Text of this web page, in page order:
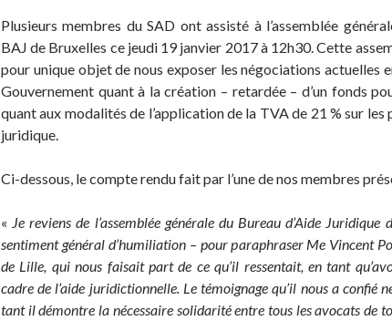
Plusieurs membres du SAD ont assisté à l’assemblée
BAJ de Bruxelles ce jeudi 19 janvier 2017 à 12h30. Cette
pour unique objet de nous exposer les négociations actuelles
Gouvernement quant à la création – retardée – d’un fonds
quant aux modalités de l’application de la TVA de 21 % sur les
juridique.
Ci-dessous, le compte rendu fait par l’une de nos membres
« Je reviens de l’assemblée générale du Bureau d’Aide Juridique
sentiment général d’humiliation – pour paraphraser Me Vincent
de Lille, qui nous faisait part de ce qu’il ressentait, en tant
cadre de l’aide juridictionnelle. Le témoignage qu’il nous a confié
tant il démontre la nécessaire solidarité entre tous les avocats de